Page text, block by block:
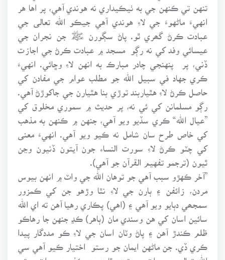
تنهن تي ڪنهن جي به ٺيڪيداري نه هوندي آهي، پر اها هر
انهيءَ ماڻهوءَ جي لاءِ هوندي آهي جيڪو الله تعالى جي
عبادت ڪرڻ گھري ٿو. پاڻ سڳورن ﷺ جن نجران جي
عيسائي وفد کي نه رڳو مسجد ۾ عبادت ڪرڻ جي اجازت
ڏني، پر پنهنجي چادر مبارڪ به انهن لاءِ وڇائي. انهيءَ
ڪري جهاد في سبيل الله جو مطلب عوام جي مفادن کي
حاصل ڪرڻ لاءِ هٿياربند توڙي بنا هٿيارن جي جاکوڙڻ آهي.
رڳو مسلمانن کي ئي نه، پر حديث ۾ سموري مخلوق کي
”عيال الله“ ڪري سڏيو ويو آهي، جنهن ۾ ڪنهن به مذهب
کي خاص طرح سان شامل نه ڪيو ويو آهي. انهيءَ معنى
کي چٽو ڪرڻ لاءِ سورت النساء جون آيتون ڏنيون وڃن
ٿيون (ترجمو تفهيم القرآن جو آهي).
”آخر ڪهڙو سبب آهي جو توهان الله جي واٽ ۾ انهن بيوس
مردن، زائفن ۽ ٻارن جي لاءِ نٿا وڙهو جن کي ڪمزور
سمجھي دٻايو ويو آهي ۽ (اهي) پڪاري رهيا آهن ته اي الله
سائين اسان کي هن وسندي مان (ٻاهر) ڪڍ جنهن جا رهاڪو
ظلم ڪندڙ آهن ۽ پاڻ وٽان اسان جي لاءِ ڪو مددگار پيدا
ڪري ڏي. جن ماڻهن ايمان جو رستو اختيار ڪيو آهي سي
الله تعالى جي واٽ ۾ وڙهن ٿا ۽ جن ڪفر جي واٽ ورتي